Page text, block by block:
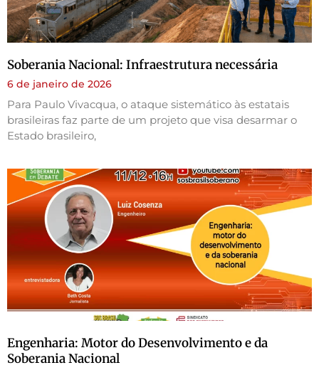
Soberania Nacional: Infraestrutura necessária
6 de janeiro de 2026
Para Paulo Vivacqua, o ataque sistemático às estatais
brasileiras faz parte de um projeto que visa desarmar o
Estado brasileiro,
Engenharia: Motor do Desenvolvimento e da
Soberania Nacional